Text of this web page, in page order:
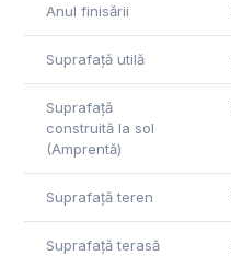
Anul finisării
Suprafață utilă
Suprafață
construită la sol
(Amprentă)
Suprafață teren
Suprafață terasă